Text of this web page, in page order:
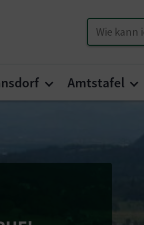
Suche
Submenu for
Amtstafel